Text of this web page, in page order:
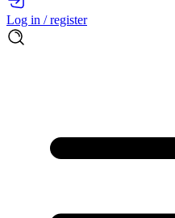
Log in / register